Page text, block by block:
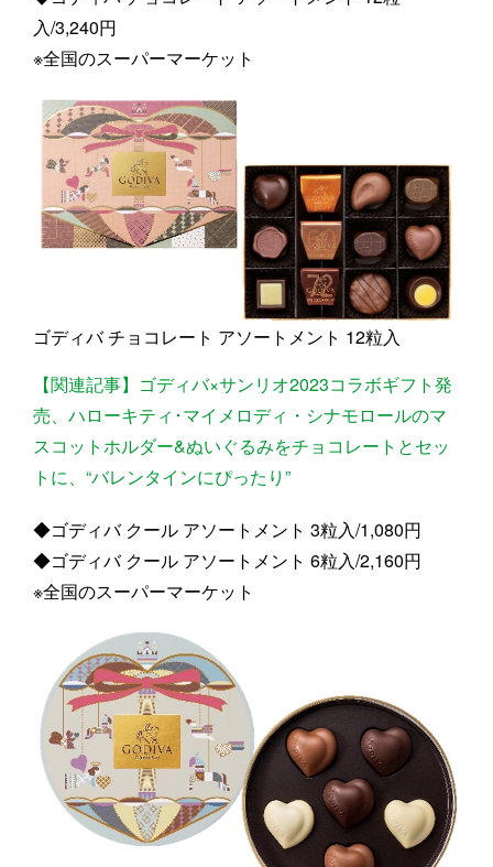
入/3,240円
※全国のスーパーマーケット
ゴディバ チョコレート アソートメント 12粒入
【関連記事】ゴディバ×サンリオ2023コラボギフト発
売、ハローキティ･マイメロディ・シナモロールのマ
スコットホルダー&ぬいぐるみをチョコレートとセッ
トに、“バレンタインにぴったり”
◆ゴディバ クール アソートメント 3粒入/1,080円
◆ゴディバ クール アソートメント 6粒入/2,160円
※全国のスーパーマーケット